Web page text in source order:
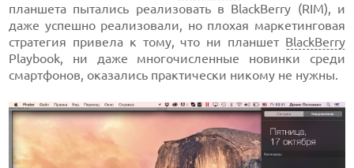
планшета пытались реализовать в BlackBerry (RIM), и
даже успешно реализовали, но плохая маркетинговая
стратегия привела к тому, что ни планшет BlackBerry
Playbook, ни даже многочисленные новинки среди
смартфонов, оказались практически никому не нужны.